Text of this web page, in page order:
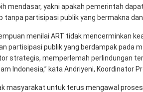
mendasar, yakni apakah pemerintah
partisipasi publik yang bermakna
menilai ART tidak mencerminkan
partisipasi publik yang berdampak pada
strategis, memperlemah perlindungan
Indonesia,” kata Andriyeni, Koordinator
masyarakat untuk terus mengawal